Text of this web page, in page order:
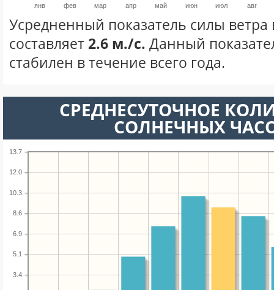
янв фев мар апр май июн июл авг
Усредненный показатель силы
составляет 2.6 м./с. Данный
стабилен в течение всего года.
СРЕДНЕСУТОЧНОЕ
СОЛНЕЧНЫХ
3.4
5.1
6.9
8.6
10.3
12.0
13.7